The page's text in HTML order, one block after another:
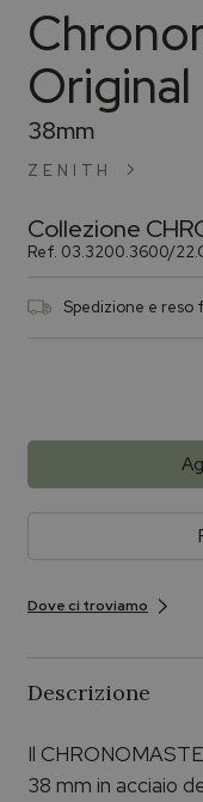
ZENITH
Original
38mm
Collezione
Ref. 03.3200.3600/
Spedizione e reso
Dove ci troviamo
Descrizione
Il
38 mm in acciaio